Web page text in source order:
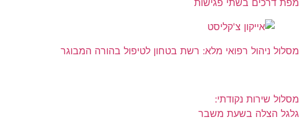
מסלול ניהול רפואי מלא: רשת בטחון לטיפול בהורה המבוגר
מסלול שירות נקודתי:
גלגל הצלה בשעת משבר